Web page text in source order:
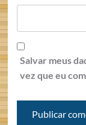
Salvar meus
vez que eu